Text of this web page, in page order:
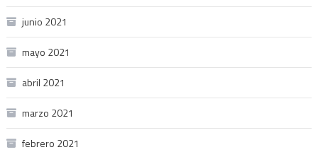
junio 2021
mayo 2021
abril 2021
marzo 2021
febrero 2021